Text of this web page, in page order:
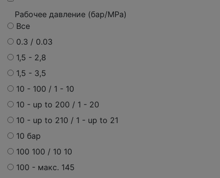
Рабочее давление (бар/MPa)
Все
0.3 / 0.03
1,5 - 2,8
1,5 - 3,5
10 - 100 / 1 - 10
10 - up to 200 / 1 - 20
10 - up to 210 / 1 - up to 21
10 бар
100 100 / 10 10
100 - макс. 145